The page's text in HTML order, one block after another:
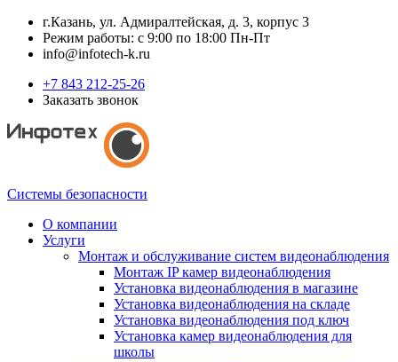
г.Казань, ул. Адмиралтейская, д. 3, корпус 3
Режим работы: с 9:00 по 18:00 Пн-Пт
info@infotech-k.ru
+7 843 212-25-26
Заказать звонок
Системы безопасности
О компании
Услуги
Монтаж и обслуживание систем видеонаблюдения
Монтаж IP камер видеонаблюдения
Установка видеонаблюдения в магазине
Установка видеонаблюдения на складе
Установка видеонаблюдения под ключ
Установка камер видеонаблюдения для
школы